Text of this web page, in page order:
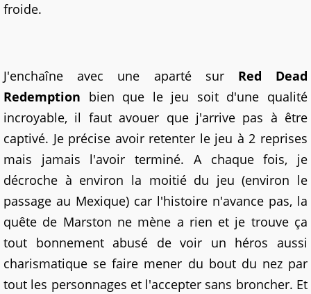
froide.
J'enchaîne avec une aparté surRed Dead
Redemption bien que le jeu soit d'une qualité
incroyable, il faut avouer que j'arrive pas à être
captivé. Je précise avoir retenter le jeu à 2 reprises
mais jamais l'avoir terminé. A chaque fois, je
décroche à environ la moitié du jeu (environ le
passage au Mexique) car l'histoire n'avance pas, la
quête de Marston ne mène a rien et je trouve ça
tout bonnement abusé de voir un héros aussi
charismatique se faire mener du bout du nez par
tout les personnages et l'accepter sans broncher. Et